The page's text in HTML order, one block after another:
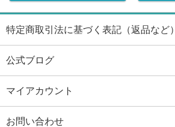
特定商取引法に基づく表記（返品など）
公式ブログ
マイアカウント
お問い合わせ